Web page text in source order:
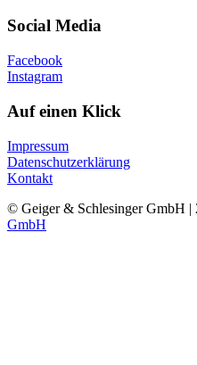
Social Media
Facebook
Instagram
Auf einen Klick
Impressum
Datenschutzerklärung
Kontakt
© Geiger & Schlesinger GmbH |
GmbH